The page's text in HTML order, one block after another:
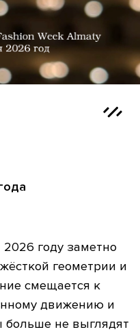
году заметно
геометрии и
смещается к
движению и
больше не выглядят